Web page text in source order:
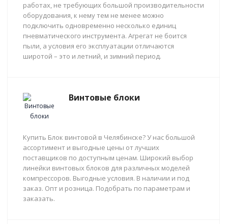
работах, не требующих большой производительности
оборудования, к нему тем не менее можно
подключить одновременно несколько единиц
пневматического инструмента. Агрегат не боится
пыли, а условия его эксплуатации отличаются
широтой – это и летний, и зимний период.
Винтовые блоки
Купить Блок винтовой в Челябинске? У нас большой
ассортимент и выгодные цены от лучших
поставщиков по доступным ценам. Широкий выбор
линейки винтовых блоков для различных моделей
компрессоров. Выгодные условия. В наличии и под
заказ. Опт и розница. Подобрать по параметрам и
заказать.